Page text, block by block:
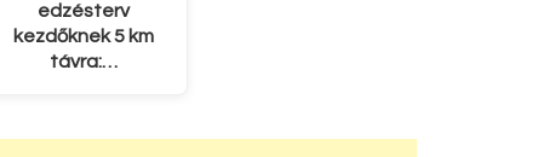
edzésterv
kezdőknek 5 km
távra:…